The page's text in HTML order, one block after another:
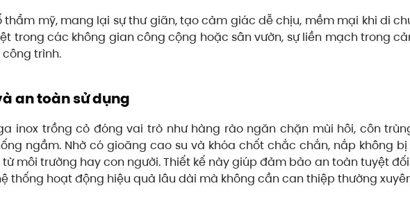
mỹ, mang lại sự thư giãn, tạo cảm giác dễ chịu, mềm mại khi di
trong các không gian công cộng hoặc sân vườn, sự liền mạch trong
trình.
an toàn sử dụng
inox trồng cỏ đóng vai trò như hàng rào ngăn chặn mùi hôi, côn
ngầm. Nhờ có gioăng cao su và khóa chốt chắc chắn, nắp không
môi trường hay con người. Thiết kế này giúp đảm bảo an toàn tuyệt
thống hoạt động hiệu quả lâu dài mà không cần can thiệp thường